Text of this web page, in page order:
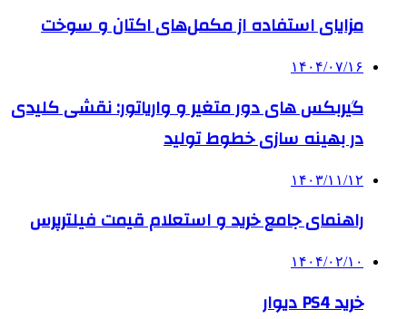
مزایای استفاده از مکمل‌های اکتان و سوخت
۱۴۰۴/۰۷/۱۶
گیربکس های دور متغیر و واریاتور: نقشی کلیدی
در بهینه سازی خطوط تولید
۱۴۰۳/۱۱/۱۲
راهنمای جامع خرید و استعلام قیمت فیلترپرس
۱۴۰۴/۰۲/۱۰
خرید PS4 دیوار